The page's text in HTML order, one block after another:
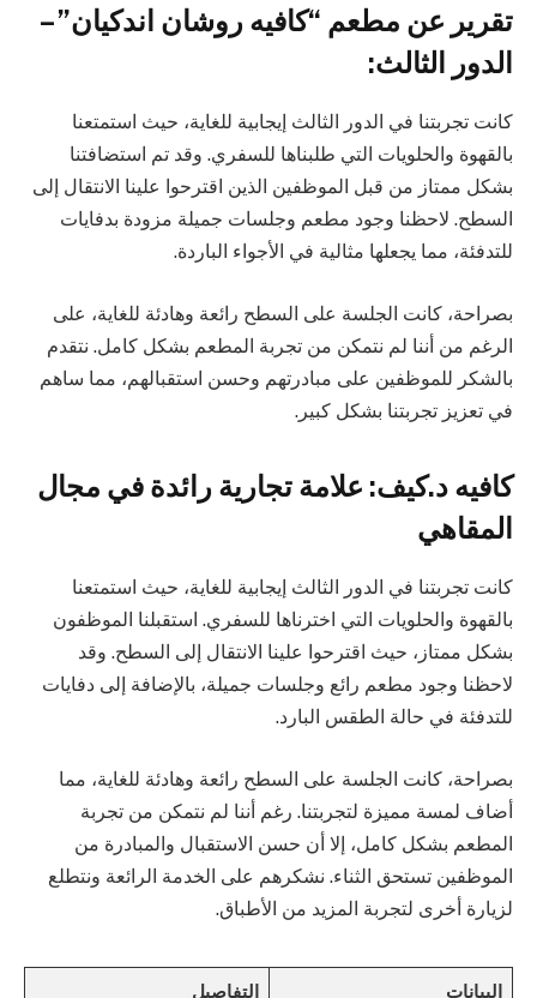
تقرير عن مطعم “كافيه روشان اندكيان” –
الدور الثالث:
كانت تجربتنا في الدور الثالث إيجابية للغاية، حيث استمتعنا
بالقهوة والحلويات التي طلبناها للسفري. وقد تم استضافتنا
بشكل ممتاز من قبل الموظفين الذين اقترحوا علينا الانتقال إلى
السطح. لاحظنا وجود مطعم وجلسات جميلة مزودة بدفايات
للتدفئة، مما يجعلها مثالية في الأجواء الباردة.
بصراحة، كانت الجلسة على السطح رائعة وهادئة للغاية، على
الرغم من أننا لم نتمكن من تجربة المطعم بشكل كامل. نتقدم
بالشكر للموظفين على مبادرتهم وحسن استقبالهم، مما ساهم
في تعزيز تجربتنا بشكل كبير.
كافيه د.كيف: علامة تجارية رائدة في مجال
المقاهي
كانت تجربتنا في الدور الثالث إيجابية للغاية، حيث استمتعنا
بالقهوة والحلويات التي اخترناها للسفري. استقبلنا الموظفون
بشكل ممتاز، حيث اقترحوا علينا الانتقال إلى السطح. وقد
لاحظنا وجود مطعم رائع وجلسات جميلة، بالإضافة إلى دفايات
للتدفئة في حالة الطقس البارد.
بصراحة، كانت الجلسة على السطح رائعة وهادئة للغاية، مما
أضاف لمسة مميزة لتجربتنا. رغم أننا لم نتمكن من تجربة
المطعم بشكل كامل، إلا أن حسن الاستقبال والمبادرة من
الموظفين تستحق الثناء. نشكرهم على الخدمة الرائعة ونتطلع
لزيارة أخرى لتجربة المزيد من الأطباق.
البيانات التفاصيل